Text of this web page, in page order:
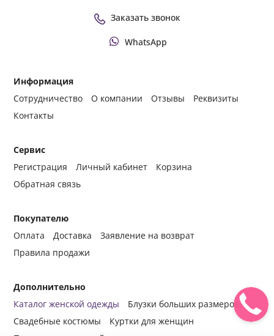
Информация
Сотрудничество
О компании Отзывы
Реквизиты
Контакты
Сервис
Регистрация
Личный кабинет
Корзина
Обратная связь
Покупателю
Оплата
Доставка
Заявление на возврат
Правила продажи
Дополнительно
Каталог женской одежды
Блузки больших размеров
Свадебные костюмы
Куртки для женщин
Заказать звонок
WhatsApp